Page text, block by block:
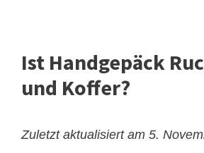
Ist Handgepäck
und Koffer?
Zuletzt aktualisiert am 5.